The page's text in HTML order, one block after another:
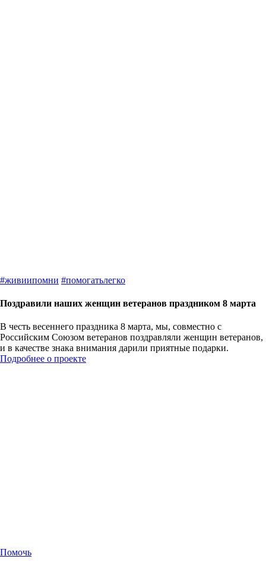
#живиипомни #помогатьлегко
Поздравили наших женщин ветеранов праздником 8 марта
В честь весеннего праздника 8 марта, мы, совместно с
Российским Союзом ветеранов поздравляли женщин ветеранов,
и в качестве знака внимания дарили приятные подарки.
Подробнее о проекте
Помочь